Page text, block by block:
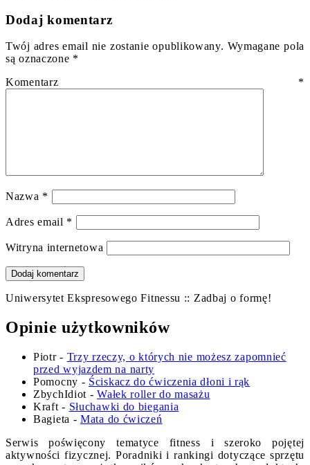
Dodaj komentarz
Twój adres email nie zostanie opublikowany. Wymagane pola
są oznaczone *
Komentarz *
Nazwa *
Adres email *
Witryna internetowa
Uniwersytet Ekspresowego Fitnessu :: Zadbaj o formę!
Opinie użytkowników
Piotr- Trzy rzeczy, o których nie możesz zapomnieć
przed wyjazdem na narty
Pomocny - Ściskacz do ćwiczenia dłoni i rąk
ZbychIdiot -Wałek roller do masażu
Kraft - Słuchawki do biegania
Bagieta -Mata do ćwiczeń
Serwis poświęcony tematyce fitness i szeroko pojętej
aktywności fizycznej. Poradniki i rankingi dotyczące sprzętu